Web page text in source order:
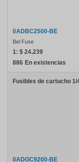
0ADBC2500-BE
Bel Fuse
1: $ 24.239
886 En existencias
0ADGC9200-BE